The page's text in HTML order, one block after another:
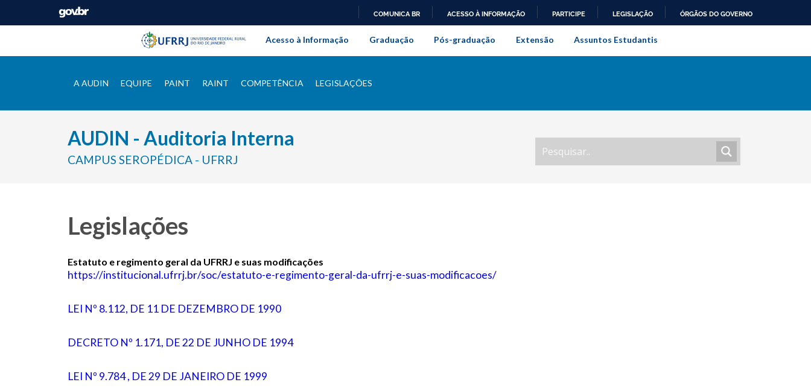
PARA
O
COMUNICA BR ACESSO À INFORMAÇÃO PARTICIPE LEGISLAÇÃO ÓRGÃOS DO GOVERNO
Pular barra institucional
Barra institucional da Universidade Federal Rural do Rio de Janeiro
Acesso à Informação Graduação Pós-graduação Extensão Assuntos Estudantis
A AUDIN EQUIPE PAINT RAINT COMPETÊNCIA LEGISLAÇÕES
AUDIN - Auditoria Interna
CAMPUS SEROPÉDICA - UFRRJ
Legislações
Estatuto e regimento geral da UFRRJ e suas modificações
https://institucional.ufrrj.br/soc/estatuto-e-regimento-geral-da-ufrrj-e-suas-modificacoes/
LEI Nº 8.112, DE 11 DE DEZEMBRO DE 1990
DECRETO Nº 1.171, DE 22 DE JUNHO DE 1994
LEI Nº 9.784 , DE 29 DE JANEIRO DE 1999